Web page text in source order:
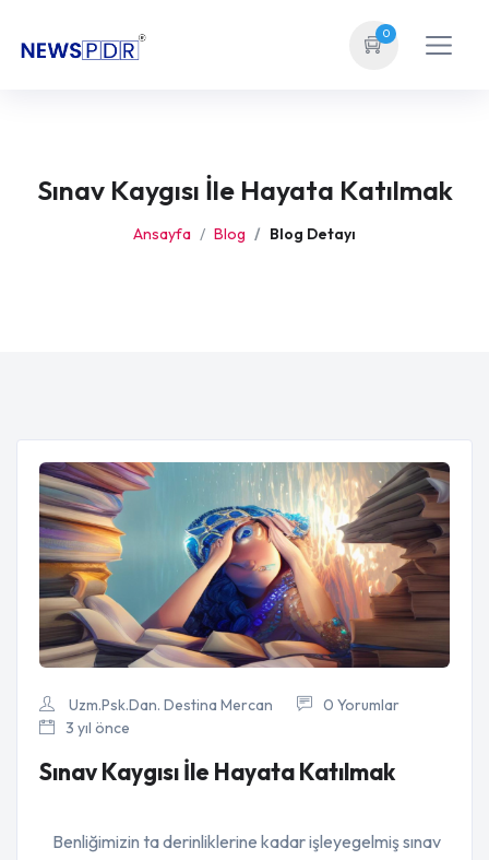
0
Sınav Kaygısı İle Hayata Katılmak
Ansayfa Blog Blog Detayı
Uzm.Psk.Dan. Destina Mercan
0 Yorumlar
3 yıl önce
Sınav Kaygısı İle Hayata Katılmak
Benliğimizin ta derinliklerine kadar işleyegelmiş sınav